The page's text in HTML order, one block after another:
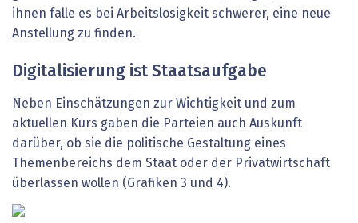
ihnen falle es bei Arbeitslosigkeit schwerer, eine neue
Anstellung zu finden.
Digitalisierung ist Staatsaufgabe
Neben Einschätzungen zur Wichtigkeit und zum
aktuellen Kurs gaben die Parteien auch Auskunft
darüber, ob sie die politische Gestaltung eines
Themenbereichs dem Staat oder der Privatwirtschaft
überlassen wollen (Grafiken 3 und 4).